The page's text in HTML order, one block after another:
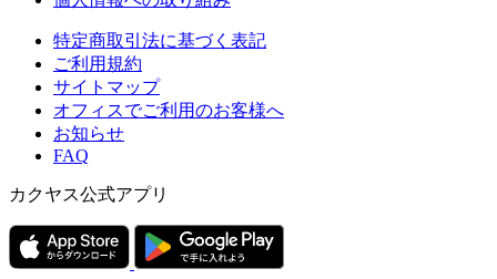
特定商取引法に基づく表記
ご利用規約
サイトマップ
オフィスでご利用のお客様へ
お知らせ
FAQ
カクヤス公式アプリ